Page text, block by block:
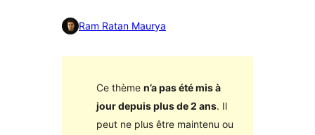
Ram Ratan Maurya
Ce thème n’a pas été mis à
jour depuis plus de 2 ans. Il
peut ne plus être maintenu ou